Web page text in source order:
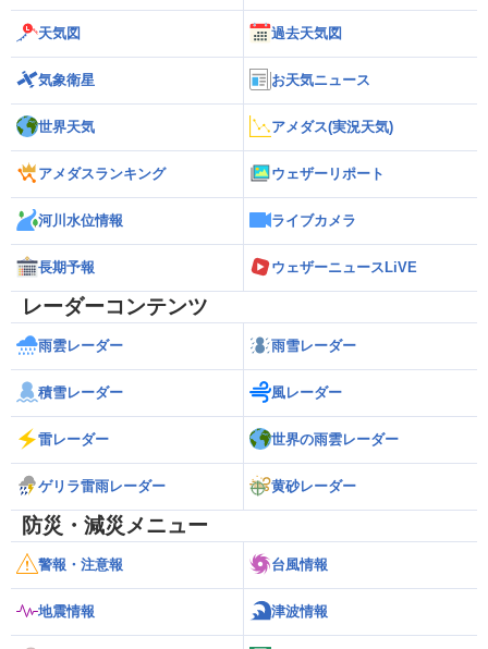
天気図 過去天気図
気象衛星 お天気ニュース
世界天気 アメダス(実況天気)
アメダスランキング ウェザーリポート
河川水位情報 ライブカメラ
長期予報 ウェザーニュースLiVE
レーダーコンテンツ
雨雲レーダー 雨雪レーダー
積雪レーダー 風レーダー
雷レーダー 世界の雨雲レーダー
ゲリラ雷雨レーダー 黄砂レーダー
防災・減災メニュー
警報・注意報 台風情報
地震情報 津波情報